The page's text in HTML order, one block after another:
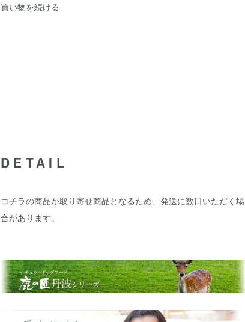
買い物を続ける
DETAIL
コチラの商品が取り寄せ商品となるため、発送に数日いただく場
合があります。